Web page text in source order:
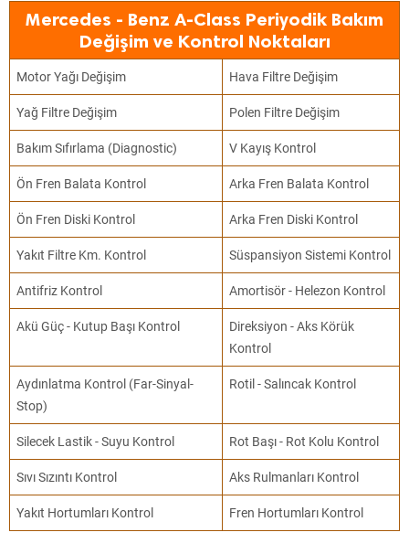
Mercedes - Benz A-Class Periyodik Bakım
Değişim ve Kontrol Noktaları
Motor Yağı Değişim Hava Filtre Değişim
Yağ Filtre Değişim Polen Filtre Değişim
Bakım Sıfırlama (Diagnostic) V Kayış Kontrol
Ön Fren Balata Kontrol Arka Fren Balata Kontrol
Ön Fren Diski Kontrol Arka Fren Diski Kontrol
Yakıt Filtre Km. Kontrol Süspansiyon Sistemi Kontrol
Antifriz Kontrol Amortisör - Helezon Kontrol
Akü Güç - Kutup Başı Kontrol
Direksiyon - Aks Körük
Kontrol
Aydınlatma Kontrol (Far-Sinyal-
Stop)
Rotil - Salıncak Kontrol
Silecek Lastik - Suyu Kontrol Rot Başı - Rot Kolu Kontrol
Sıvı Sızıntı Kontrol Aks Rulmanları Kontrol
Yakıt Hortumları Kontrol Fren Hortumları Kontrol